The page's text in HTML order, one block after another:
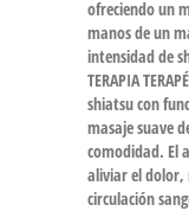
ofreciendo un
manos de un
intensidad de
TERAPIA
shiatsu con
masaje suave
comodidad. El
aliviar el dolor,
circulación